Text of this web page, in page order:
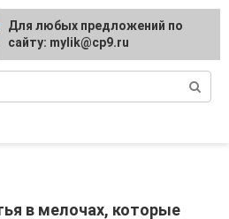
фразы
в мелочах, которые
Для любых предложений по
сайту: mylik@cp9.ru